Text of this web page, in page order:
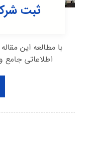
ثبت
با مطالعه این
اطلاعاتی جامع